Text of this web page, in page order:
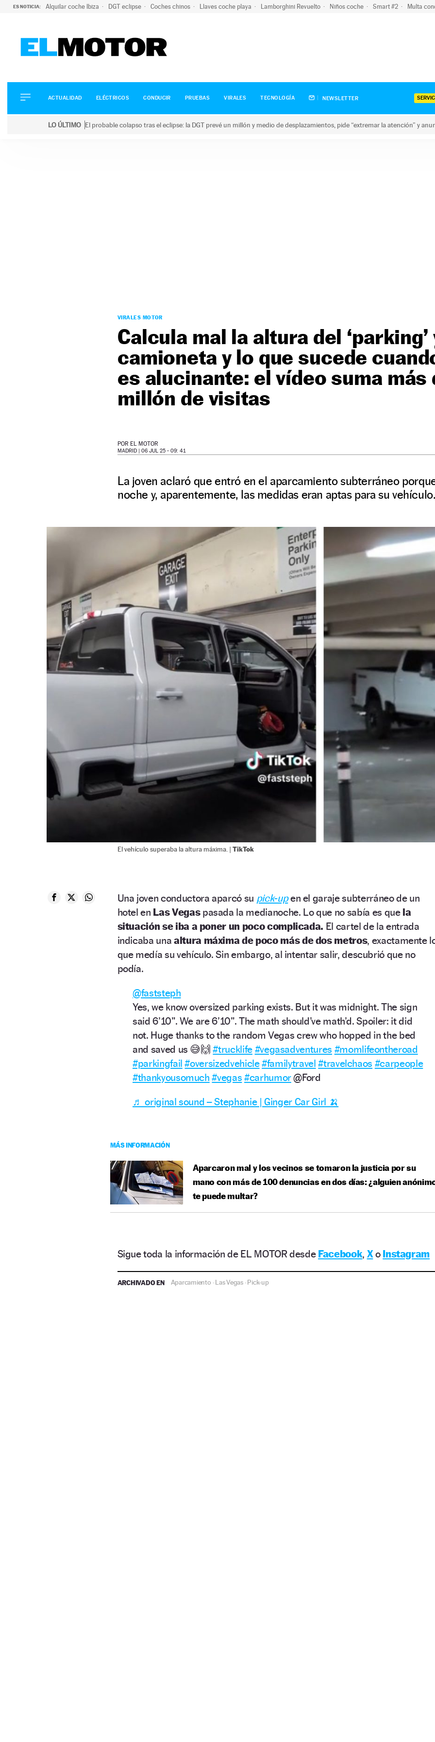
ES NOTICIA: Alquilar coche Ibiza DGT eclipse Coches chinos Llaves coche playa Lamborghini Revuelto Niños coche Smart #2 Multa
ELÉCTRICOS
CONDUCIR
ACTUALIDAD ELÉCTRICOS CONDUCIR PRUEBAS VIRALES TECNOLOGÍA NEWSLETTER
LO ÚLTIMO El probable colapso tras el eclipse: la DGT prevé un millón y medio de desplazamientos, pide “extremar la atención” y
VIRALES MOTOR
Calcula mal la altura del ‘parking’
camioneta y lo que sucede
es alucinante: el vídeo suma más
millón de visitas
POR EL MOTOR
MADRID | 06 JUL 25 - 09: 41
La joven aclaró que entró en el aparcamiento subterráneo
noche y, aparentemente, las medidas eran aptas para su
El vehículo superaba la altura máxima. | TikTok
Una joven conductora aparcó su pick-upen el garaje subterráneo de un
hotel en Las Vegaspasada la medianoche. Lo que no sabía es que la
situación se iba a poner un poco complicada. El cartel de la entrada
indicaba una altura máxima de poco más de dos metros, exactamente
que medía su vehículo. Sin embargo, al intentar salir, descubrió que no
podía.
@faststeph
Yes, we know oversized parking exists. But it was midnight. The sign
said 6’10”. We are 6’10”. The math should’ve math’d. Spoiler: it did
not. Huge thanks to the random Vegas crew who hopped in the bed
and saved us 😅🙌#trucklife #vegasadventures #momlifeontheroad
#parkingfail #oversizedvehicle#familytravel #travelchaos #carpeople
#thankyousomuch #vegas #carhumor@Ford
♬ original sound – Stephanie | Ginger Car Girl 🍌
MÁS INFORMACIÓN
Aparcaron mal y los vecinos se tomaron la justicia por su
mano con más de 100 denuncias en dos días: ¿alguien
te puede multar?
Sigue toda la información de EL MOTOR desde Facebook, Xo Instagram
ARCHIVADO EN Aparcamiento ·Las Vegas ·Pick-up